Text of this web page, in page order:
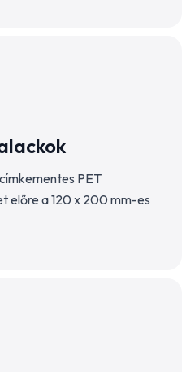
PET
előre a 120 x 200 mm-es